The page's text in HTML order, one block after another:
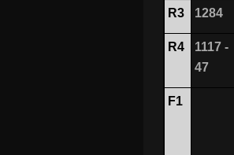
R3 1284
R4
1117 -
47
F1